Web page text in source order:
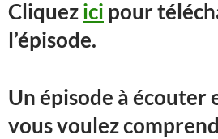
Cliquezici pour
l’épisode.
Un épisode à écouter
vous voulez